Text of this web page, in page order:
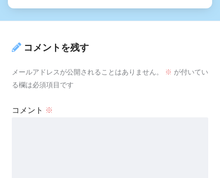
コメントを残す
メールアドレスが公開されることはありません。 ※ が付いてい
る欄は必須項目です
コメント ※